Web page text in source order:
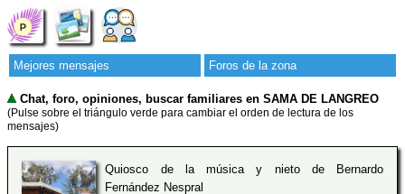
Mejores mensajes Foros de la zona
Chat, foro, opiniones, buscar familiares en SAMA DE LANGREO
(Pulse sobre el triángulo verde para cambiar el orden de lectura de los
mensajes)
Quiosco de la música y nieto de Bernardo
Fernández Nespral